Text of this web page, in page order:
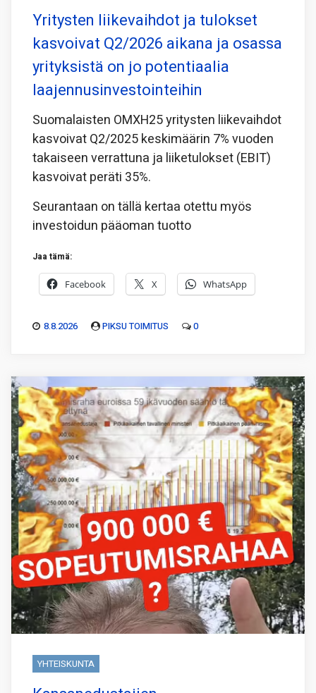
Yritysten liikevaihdot ja tulokset
kasvoivat Q2/2026 aikana ja osassa
yrityksistä on jo potentiaalia
laajennusinvestointeihin
Suomalaisten OMXH25 yritysten liikevaihdot
kasvoivat Q2/2025 keskimäärin 7% vuoden
takaiseen verrattuna ja liiketulokset (EBIT)
kasvoivat peräti 35%.
Seurantaan on tällä kertaa otettu myös
investoidun pääoman tuotto
Jaa tämä:
Facebook X WhatsApp
8.8.2026 PIKSU TOIMITUS 0
YHTEISKUNTA